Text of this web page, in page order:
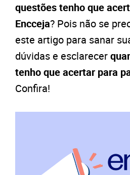
questões tenho que
Encceja? Pois não se
este artigo para sanar
dúvidas e esclarecer
tenho que acertar para
Confira!